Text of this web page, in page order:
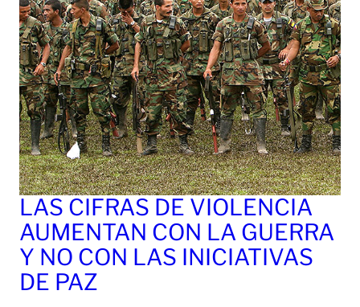
LAS CIFRAS DE VIOLENCIA
AUMENTAN CON LA GUERRA
Y NO CON LAS INICIATIVAS
DE PAZ